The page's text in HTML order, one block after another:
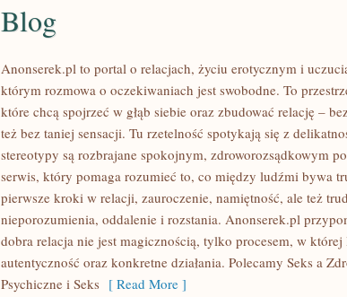
Blog
Anonserek.pl to portal o relacjach, życiu erotycznym i
którym rozmowa o oczekiwaniach jest swobodne. To
które chcą spojrzeć w głąb siebie oraz zbudować relację –
też bez taniej sensacji. Tu rzetelność spotykają się z
stereotypy są rozbrajane spokojnym, zdroworozsądkowym
serwis, który pomaga rozumieć to, co między ludźmi bywa
pierwsze kroki w relacji, zauroczenie, namiętność, ale też
nieporozumienia, oddalenie i rozstania. Anonserek.pl
dobra relacja nie jest magicznością, tylko procesem, w której
autentyczność oraz konkretne działania. Polecamy Seks a
Psychiczne i Seks [ Read More ]